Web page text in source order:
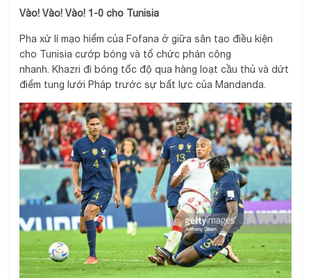
Vào! Vào! Vào! 1-0 cho Tunisia
Pha xử lí mạo hiểm của Fofana ở giữa sân tạo điều kiện
cho Tunisia cướp bóng và tổ chức phản công
nhanh. Khazri đi bóng tốc độ qua hàng loạt cầu thủ và dứt
điểm tung lưới Pháp trước sự bất lực của Mandanda.